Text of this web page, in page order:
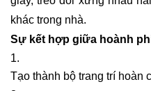
khác trong nhà.
Sự kết hợp giữa hoành
Tạo thành bộ trang trí hoàn